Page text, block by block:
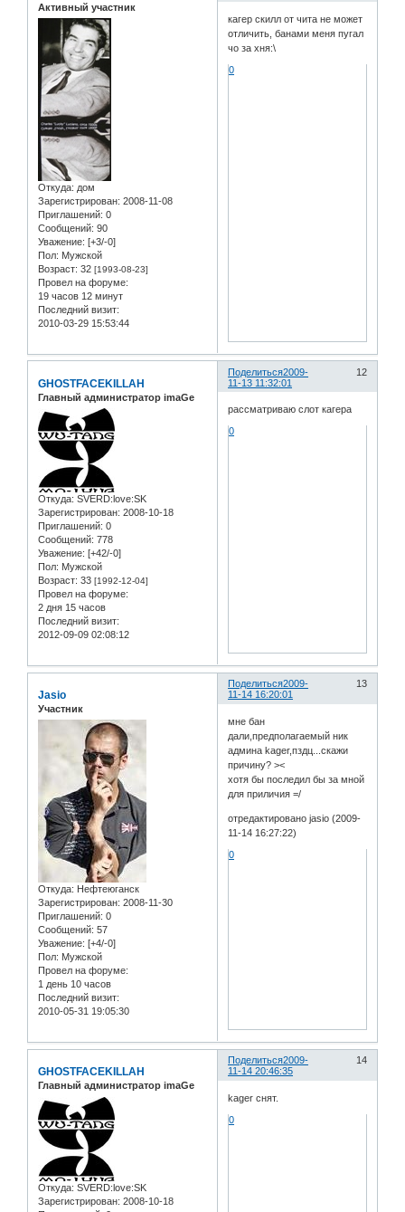
Активный участник
Откуда: дом
Зарегистрирован: 2008-11-08
Приглашений: 0
Сообщений: 90
Уважение: [+3/-0]
Пол: Мужской
Возраст: 32 [1993-08-23]
Провел на форуме:
19 часов 12 минут
Последний визит:
2010-03-29 15:53:44
кагер скилл от чита не может
отличить, банами меня пугал
чо за хня:\
0
Поделиться 12
2009-
11-13 11:32:01
GHOSTFACEKILLAH
Главный администратор imaGe
Откуда: SVERD:love:SK
Зарегистрирован: 2008-10-18
Приглашений: 0
Сообщений: 778
Уважение: [+42/-0]
Пол: Мужской
Возраст: 33 [1992-12-04]
Провел на форуме:
2 дня 15 часов
Последний визит:
2012-09-09 02:08:12
рассматриваю слот кагера
0
Поделиться 13
2009-
11-14 16:20:01
Jasio
Участник
Откуда: Нефтеюганск
Зарегистрирован: 2008-11-30
Приглашений: 0
Сообщений: 57
Уважение: [+4/-0]
Пол: Мужской
Провел на форуме:
1 день 10 часов
Последний визит:
2010-05-31 19:05:30
мне бан
дали,предполагаемый ник
админа kager,пздц...скажи
причину? ><
хотя бы последил бы за мной
для приличия =/
отредактировано jasio (2009-
11-14 16:27:22)
0
Поделиться 14
2009-
11-14 20:46:35
GHOSTFACEKILLAH
Главный администратор imaGe
Откуда: SVERD:love:SK
Зарегистрирован: 2008-10-18
kager снят.
0